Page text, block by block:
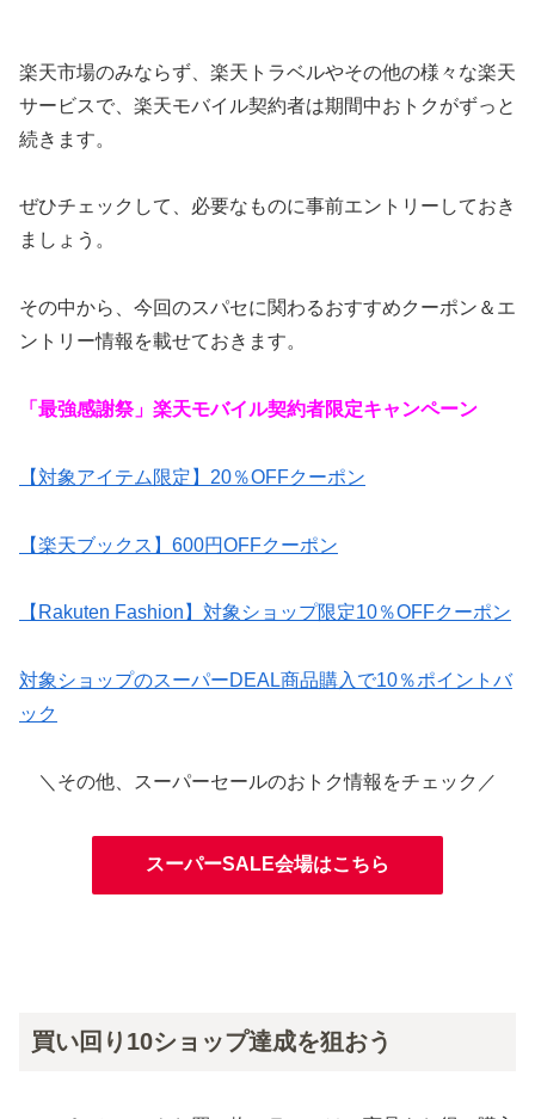
楽天市場のみならず、楽天トラベルやその他の様々な楽天
サービスで、楽天モバイル契約者は期間中おトクがずっと
続きます。
ぜひチェックして、必要なものに事前エントリーしておき
ましょう。
その中から、今回のスパセに関わるおすすめクーポン＆エ
ントリー情報を載せておきます。
「最強感謝祭」楽天モバイル契約者限定キャンペーン
【対象アイテム限定】20％OFFクーポン
【楽天ブックス】600円OFFクーポン
【Rakuten Fashion】対象ショップ限定10％OFFクーポン
対象ショップのスーパーDEAL商品購入で10％ポイントバ
ック
＼その他、スーパーセールのおトク情報をチェック／
スーパーSALE会場はこちら
買い回り10ショップ達成を狙おう